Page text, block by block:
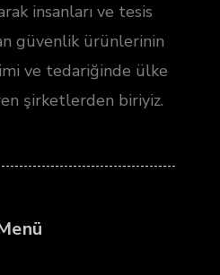
insanları ve tesis
güvenlik ürünlerinin
ve tedariğinde ülke
şirketlerden biriyiz.